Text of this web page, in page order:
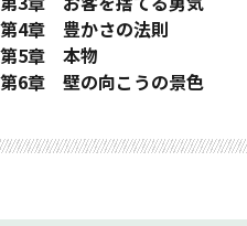
今）』に学ぶ
［第1章］秋さんのユートピア
影響力 ─『赤いスイートピー』
［第2章］秋さんのユートピア
理想の客だけ集める方法 ─『
選り好みの徹底 ─『待つわ』に
価格設定の魔力 ─『勝手にしや
第4章 豊かさの法則
ブルーオーシャン戦略 ─『世
キャッシュフローの重要性 ─
［第4章］秋さんのユートピア
第5章 本物
熱血サポーターのつくり方 ─
［第5章］秋さんのユートピア
第6章 壁の向こうの景色
［第6章］秋さんのユートピア